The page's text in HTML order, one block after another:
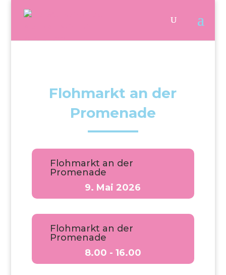
Flohmarkt an der
Promenade
Flohmarkt an der
Promenade
9. Mai 2026
Flohmarkt an der
Promenade
8.00 - 16.00